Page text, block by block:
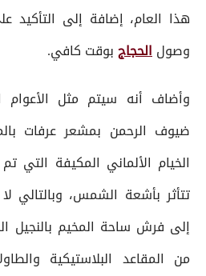
هذا العام، إضافة إلى التأكيد
وصولالحجاجبوقت كافي.
وأضاف أنه سيتم مثل الأعوام
ضيوف الرحمن بمشعر عرفات
الخيام الألماني المكيفة التي
تتأثر بأشعة الشمس، وبالتالي
إلى فرش ساحة المخيم بالنجيل
من المقاعد البلاستيكية